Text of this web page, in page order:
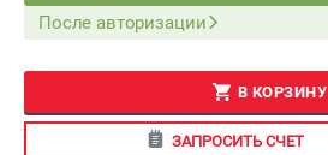
ПОДДЕРЖКА
Как нас найти
После авторизации
В КОРЗИНУ
ЗАПРОСИТЬ СЧЕТ